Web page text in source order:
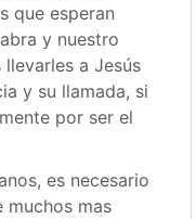
que esperan
y nuestro
a Jesús
y su llamada, si
por ser el
es necesario
muchos mas